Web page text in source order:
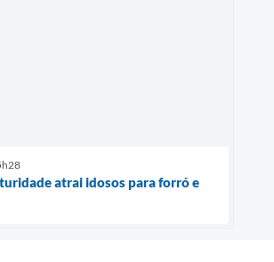
atrai idosos para forró e